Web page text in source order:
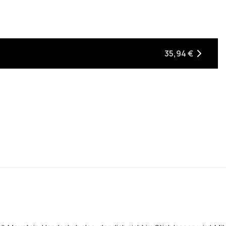
35,94 €